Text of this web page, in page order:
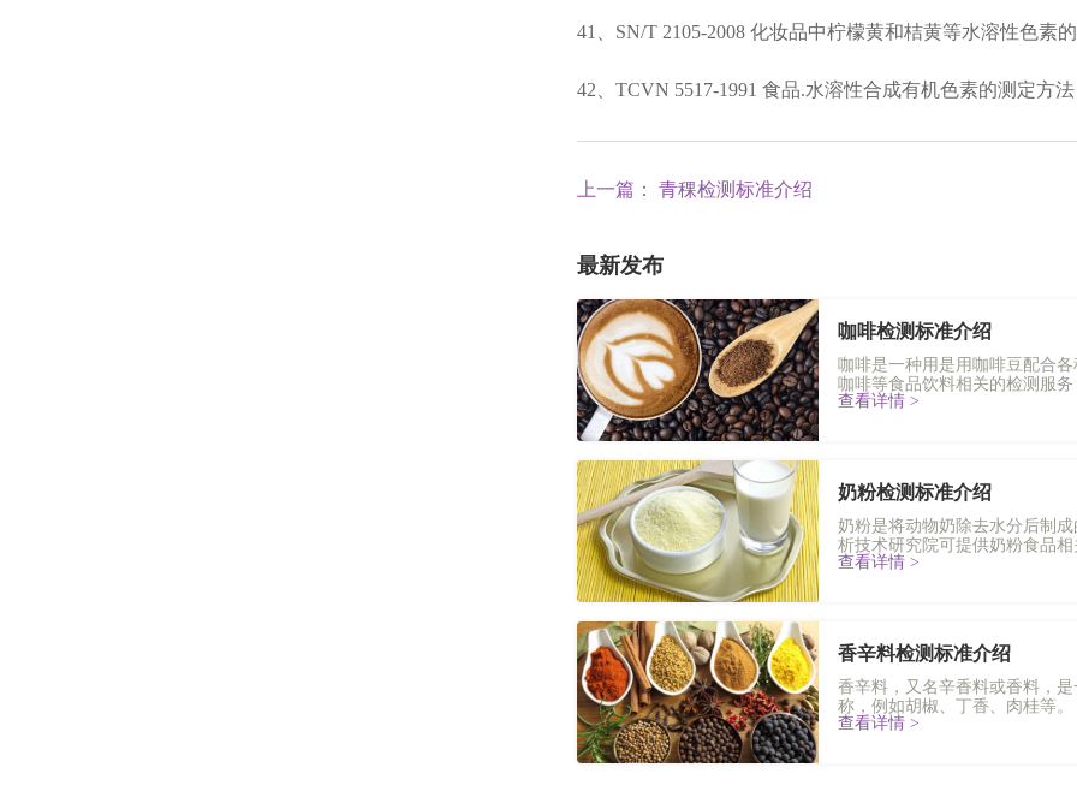
41、SN/T 2105-2008 化妆品中柠檬黄和桔黄等水溶性色素
42、TCVN 5517-1991 食品.水溶性合成有机色素的测定方法
上一篇： 青稞检测标准介绍
最新发布
咖啡检测标准介绍
咖啡是一种用是用咖啡豆配合
咖啡等食品饮料相关的检测服
查看详情 >
奶粉检测标准介绍
奶粉是将动物奶除去水分后制
析技术研究院可提供奶粉食品
查看详情 >
香辛料检测标准介绍
香辛料，又名辛香料或香料，
称，例如胡椒、丁香、肉桂等。
查看详情 >